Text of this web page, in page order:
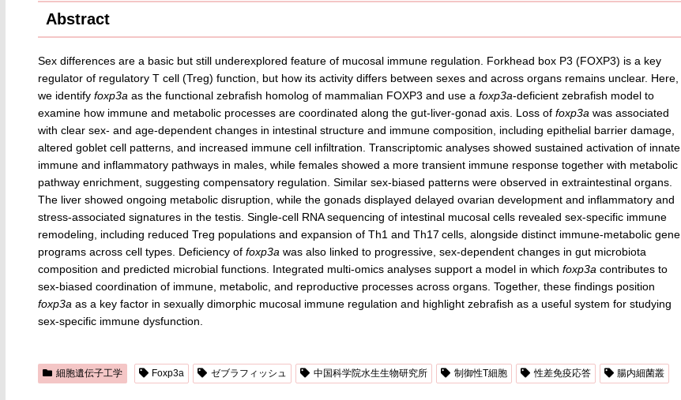
Abstract
Sex differences are a basic but still underexplored feature of mucosal immune regulation. Forkhead box P3 (FOXP3) is a key
regulator of regulatory T cell (Treg) function, but how its activity differs between sexes and across organs remains unclear. Here,
we identify foxp3a as the functional zebrafish homolog of mammalian FOXP3 and use a foxp3a-deficient zebrafish model to
examine how immune and metabolic processes are coordinated along the gut-liver-gonad axis. Loss of foxp3a was associated
with clear sex- and age-dependent changes in intestinal structure and immune composition, including epithelial barrier damage,
altered goblet cell patterns, and increased immune cell infiltration. Transcriptomic analyses showed sustained activation of innate
immune and inflammatory pathways in males, while females showed a more transient immune response together with metabolic
pathway enrichment, suggesting compensatory regulation. Similar sex-biased patterns were observed in extraintestinal organs.
The liver showed ongoing metabolic disruption, while the gonads displayed delayed ovarian development and inflammatory and
stress-associated signatures in the testis. Single-cell RNA sequencing of intestinal mucosal cells revealed sex-specific immune
remodeling, including reduced Treg populations and expansion of Th1 and Th17 cells, alongside distinct immune-metabolic gene
programs across cell types. Deficiency of foxp3a was also linked to progressive, sex-dependent changes in gut microbiota
composition and predicted microbial functions. Integrated multi-omics analyses support a model in which foxp3a contributes to
sex-biased coordination of immune, metabolic, and reproductive processes across organs. Together, these findings position
foxp3a as a key factor in sexually dimorphic mucosal immune regulation and highlight zebrafish as a useful system for studying
sex-specific immune dysfunction.
細胞遺伝子工学 Foxp3a ゼブラフィッシュ 中国科学院水生生物研究所 制御性T細胞 性差免疫応答 腸内細菌叢